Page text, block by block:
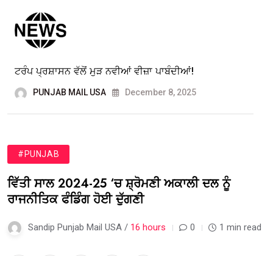
ਟਰੰਪ ਪ੍ਰਸ਼ਾਸਨ ਵੱਲੋਂ ਮੁੜ ਨਵੀਆਂ ਵੀਜ਼ਾ ਪਾਬੰਦੀਆਂ!
PUNJAB MAIL USA December 8, 2025
#PUNJAB
ਵਿੱਤੀ ਸਾਲ 2024-25 ‘ਚ ਸ਼੍ਰੋਮਣੀ ਅਕਾਲੀ ਦਲ ਨੂੰ
ਰਾਜਨੀਤਿਕ ਫੰਡਿੰਗ ਹੋਈ ਦੁੱਗਣੀ
Sandip Punjab Mail USA / 16 hours 0 1 min read